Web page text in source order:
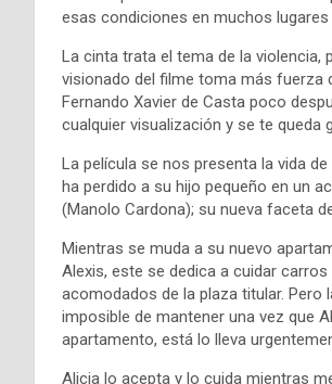
esas condiciones en muchos lugares
La cinta trata el tema de la violencia,
visionado del filme toma más fuerza
Fernando Xavier de Casta poco
cualquier visualización y se te queda
La película se nos presenta la vida
ha perdido a su hijo pequeño en un
(Manolo Cardona); su nueva faceta
Mientras se muda a su nuevo
Alexis, este se dedica a cuidar
acomodados de la plaza titular. Pero
imposible de mantener una vez que
apartamento, está lo lleva
Alicia lo acepta y lo cuida mientras